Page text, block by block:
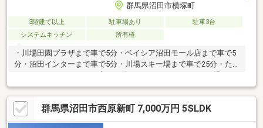
群馬県沼田市横塚町
3階建て以上 駐車場あり
駐車3台
システムキッチン
所有権
・川場田園プラザまで車で5分・ベイシア沼田モール店まで車で5
分・沼田インターまで車で5分・川場スキー場まで車で25分・た
んばらスキーパークまで車で30分・ノルンみなかみスキー場まで
車で25分等々多くの施設にアクセスがしやすい物件です！お風呂
2ケ所に御手洗2ケ所で使い勝手が良い3階建のお家です休日に屋
上でBBQ、花火等、生活に彩りが持たせられます！
群馬県沼田市西原新町 7,000万円 5SLDK